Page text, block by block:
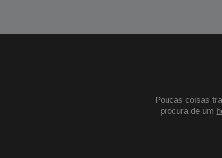
Poucas coisas
procura de um